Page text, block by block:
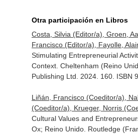
Otra participación en Libros
Costa, Silvia (Editor/a), Groen,
Francisco (Editor/a), Fayolle,
Stimulating Entrepreneurial
Context. Cheltenham (Reino
Publishing Ltd. 2024. 160. ISBN
Liñán, Francisco (Coeditor/a),
(Coeditor/a), Krueger, Norris
Cultural Values and
Ox; Reino Unido. Routledge